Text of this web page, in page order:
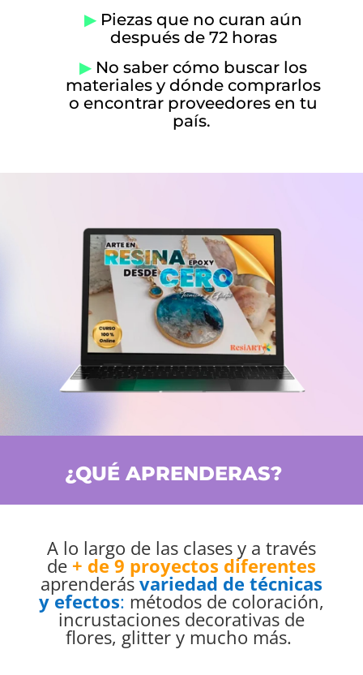
▶ Piezas que no curan aún
después de 72 horas
▶ No saber cómo buscar los
materiales y dónde comprarlos
o encontrar proveedores en tu
país.
¿QUÉ APRENDERAS?
A lo largo de las clases y a través
de + de 9 proyectos diferentes
aprenderás variedad de técnicas
y efectos: métodos de coloración,
incrustaciones decorativas de
flores, glitter y mucho más.